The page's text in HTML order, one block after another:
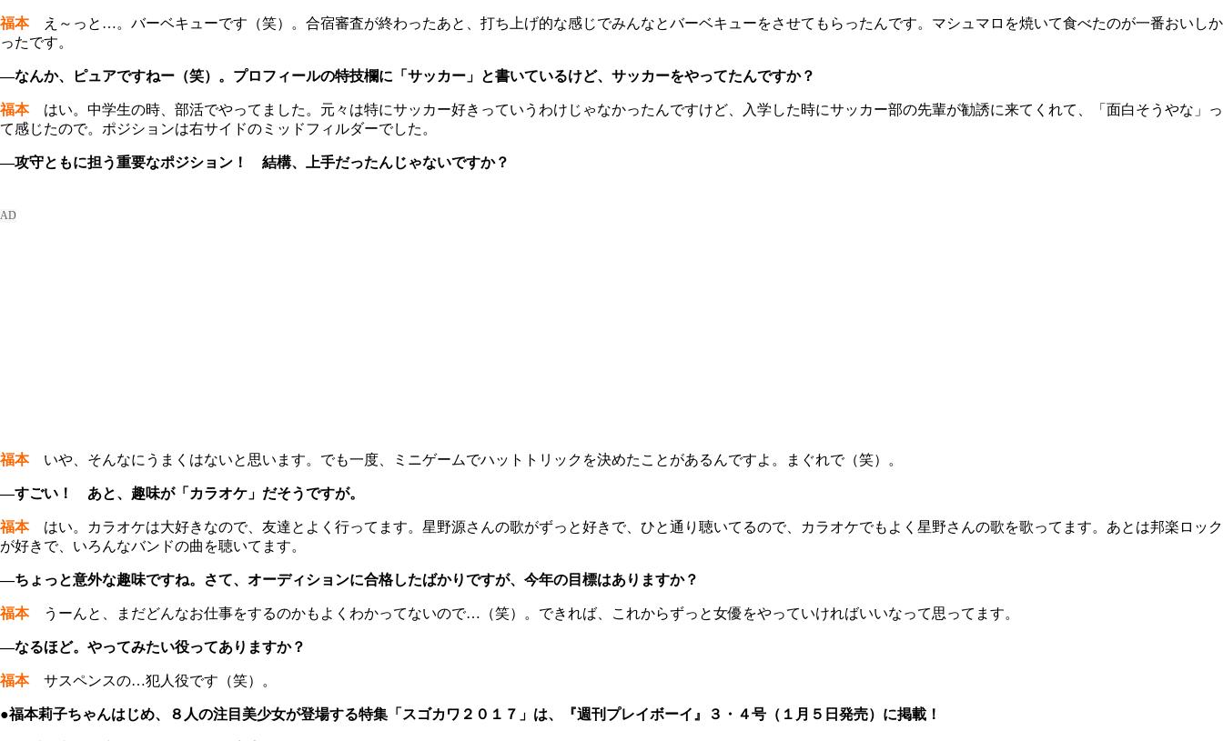
福本え～っと…。バーベキューです（笑）。合宿審査が終わったあと、打ち上げ的な感じでみんなとバーベキューをさせてもらったんです。マシュマロを焼いて食べたのが一番おいしか
ったです。
―なんか、ピュアですねー（笑）。プロフィールの特技欄に「サッカー」と書いているけど、サッカーをやってたんですか？
福本はい。中学生の時、部活でやってました。元々は特にサッカー好きっていうわけじゃなかったんですけど、入学した時にサッカー部の先輩が勧誘に来てくれて、「面白そうやな」っ
て感じたので。ポジションは右サイドのミッドフィルダーでした。
―攻守ともに担う重要なポジション！ 結構、上手だったんじゃないですか？
福本いや、そんなにうまくはないと思います。でも一度、ミニゲームでハットトリックを決めたことがあるんですよ。まぐれで（笑）。
―すごい！ あと、趣味が「カラオケ」だそうですが。
福本はい。カラオケは大好きなので、友達とよく行ってます。星野源さんの歌がずっと好きで、ひと通り聴いてるので、カラオケでもよく星野さんの歌を歌ってます。あとは邦楽ロック
が好きで、いろんなバンドの曲を聴いてます。
―ちょっと意外な趣味ですね。さて、オーディションに合格したばかりですが、今年の目標はありますか？
福本うーんと、まだどんなお仕事をするのかもよくわかってないので…（笑）。できれば、これからずっと女優をやっていければいいなって思ってます。
―なるほど。やってみたい役ってありますか？
福本サスペンスの…犯人役です（笑）。
●福本莉子ちゃんはじめ、８人の注目美少女が登場する特集「スゴカワ２０１７」は、『週刊プレイボーイ』３・４号（１月５日発売）に掲載！